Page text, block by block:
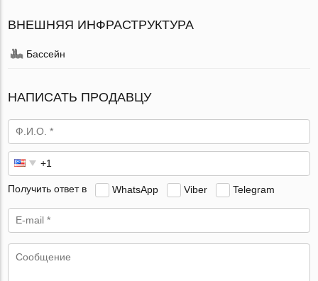
ВНЕШНЯЯ ИНФРАСТРУКТУРА
Бассейн
НАПИСАТЬ ПРОДАВЦУ
Получить ответ в WhatsApp Viber Telegram